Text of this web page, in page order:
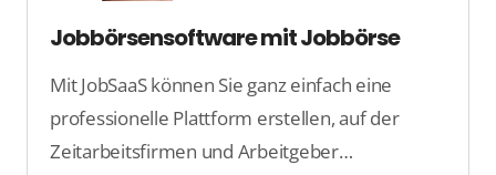
Jobbörsensoftware mit Jobbörse
Mit JobSaaS können Sie ganz einfach eine
professionelle Plattform erstellen, auf der
Zeitarbeitsfirmen und Arbeitgeber